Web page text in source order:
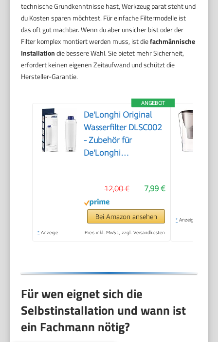
technische Grundkenntnisse hast, Werkzeug parat steht und
du Kosten sparen möchtest. Für einfache Filtermodelle ist
das oft gut machbar. Wenn du aber unsicher bist oder der
Filter komplex montiert werden muss, ist diefachmännische
Installationdie bessere Wahl. Sie bietet mehr Sicherheit,
erfordert keinen eigenen Zeitaufwand und schützt die
Hersteller-Garantie.
ANGEBOT
De'Longhi Original
Wasserfilter DLSC002
- Zubehör für
De'Longhi
Pflege und Schutz der
Maschine,optimiert
die Kaffeequalität und
schützt vor Kalk, 0.5
7,99 €
12,00 €
Bei Amazon ansehen
* Anzeige Preis inkl. MwSt., zzgl. Versandkosten
* Anzeige
Für wen eignet sich die
Selbstinstallation und wann ist
ein Fachmann nötig?